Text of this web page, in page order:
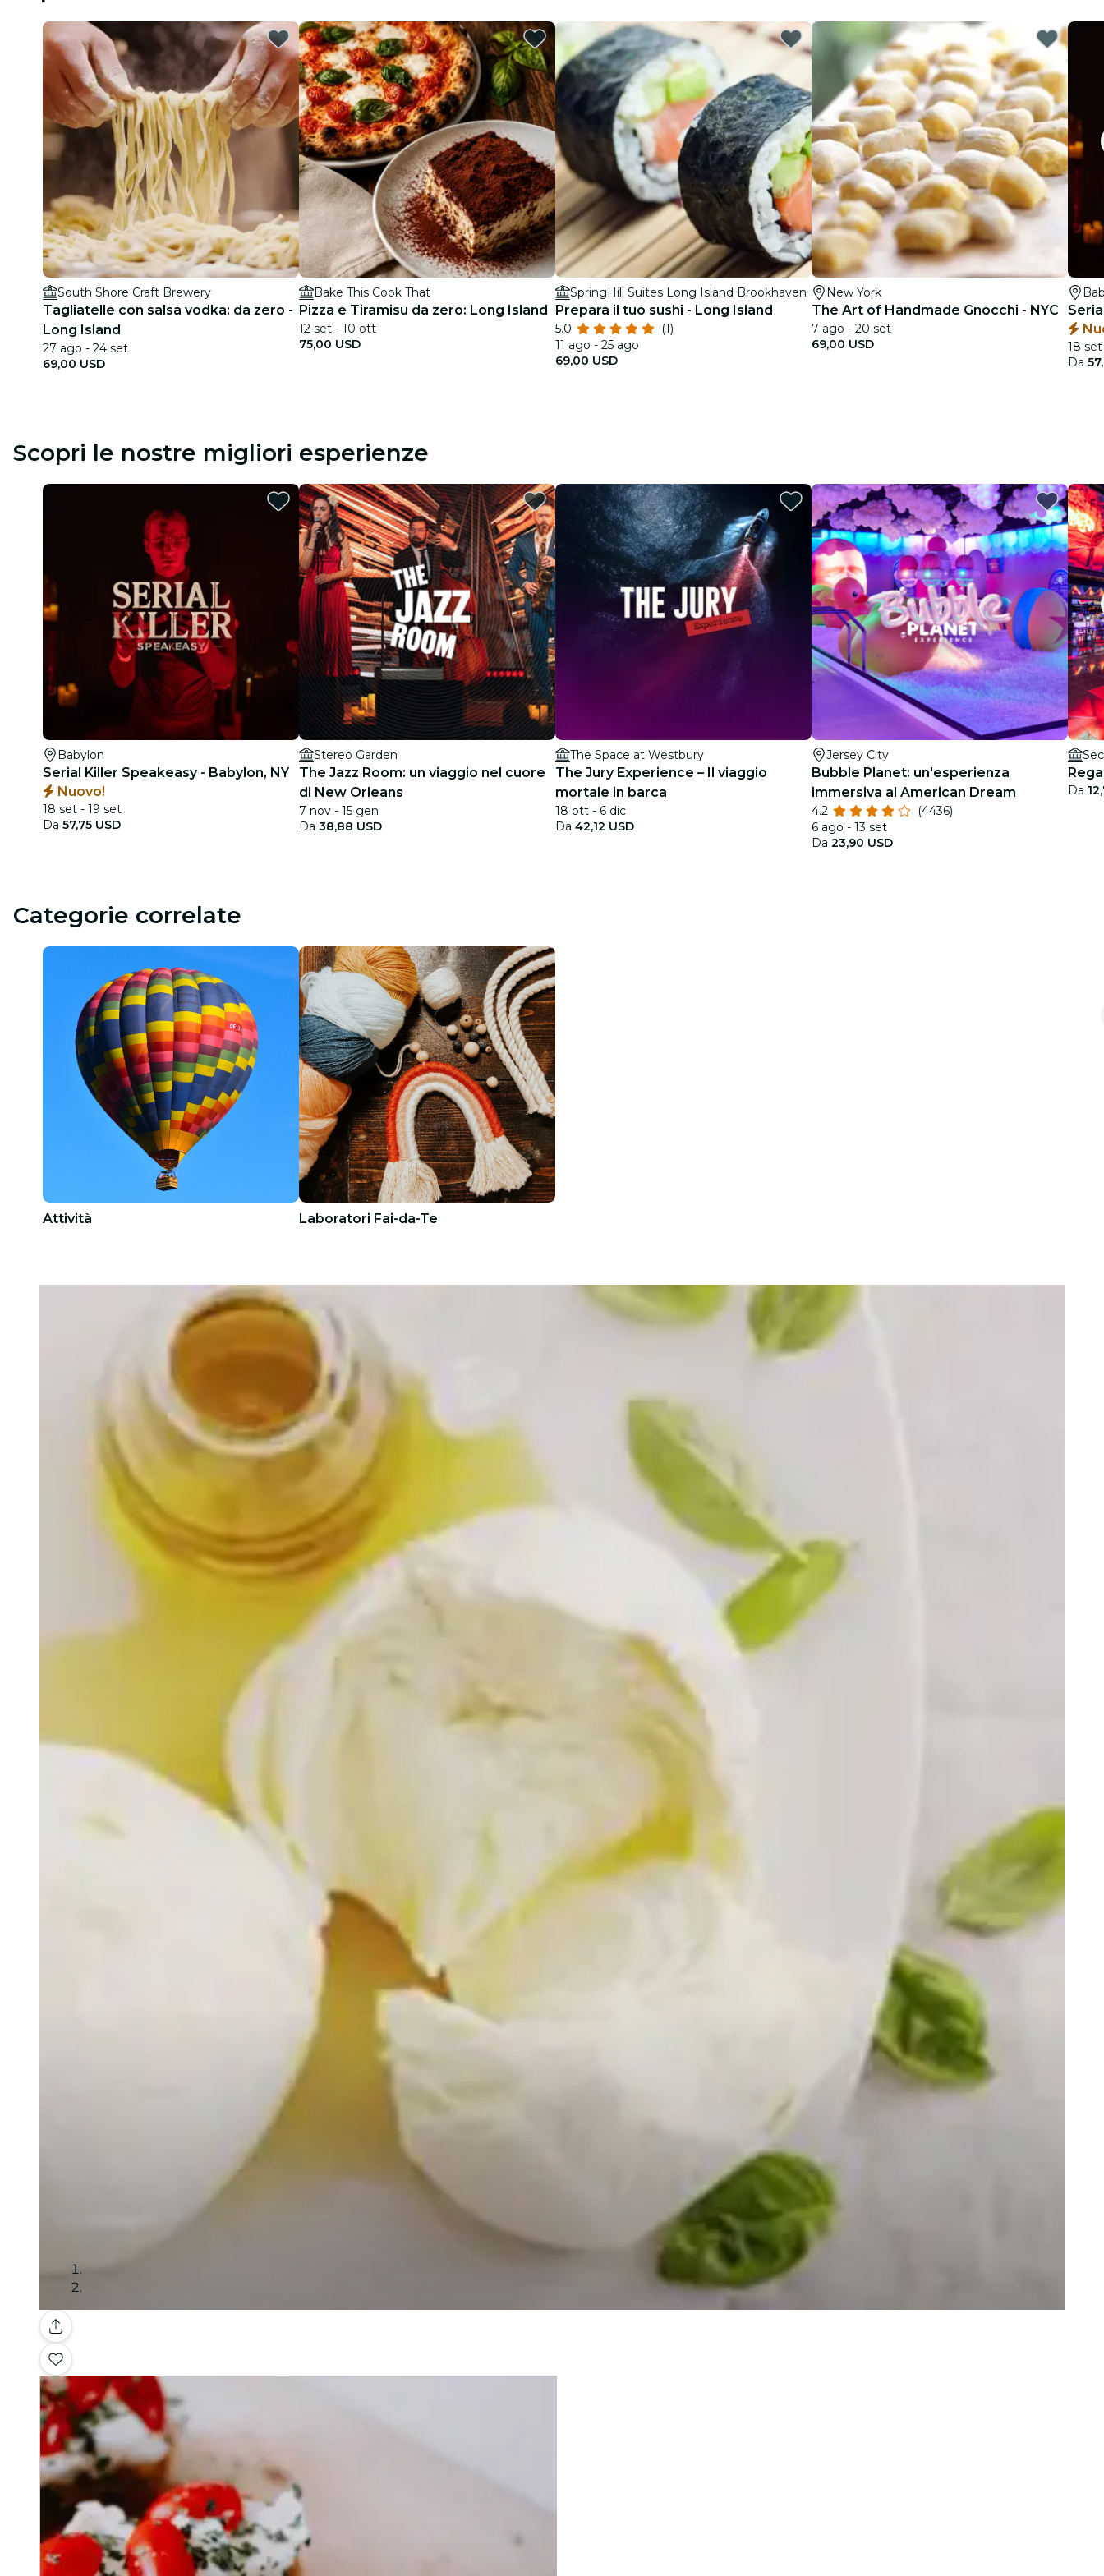
Ristoranti
Cinema
South Shore Craft Brewery
Tagliatelle con salsa vodka: da zero -
Long Island
27 ago - 24 set
69,00 USD
Bake This Cook That
Pizza e Tiramisu da zero: Long Island
12 set - 10 ott
75,00 USD
SpringHill Suites Long Island Brookhaven
Prepara il tuo sushi - Long Island
5.0
(1)
11 ago - 25 ago
69,00 USD
New York
The Art of Handmade Gnocchi - NYC
7 ago - 20 set
69,00 USD
18
Da
Scopri le nostre migliori esperienze
Babylon
Serial Killer Speakeasy - Babylon, NY
Nuovo!
18 set - 19 set
Da 57,75 USD
Stereo Garden
The Jazz Room: un viaggio nel cuore
di New Orleans
7 nov - 15 gen
Da 38,88 USD
The Space at Westbury
The Jury Experience – Il viaggio
mortale in barca
18 ott - 6 dic
Da 42,12 USD
Jersey City
Bubble Planet: un'esperienza
immersiva al American Dream
4.2
(4436)
6 ago - 13 set
Da 23,90 USD
Da
Categorie correlate
Attività Laboratori Fai-da-Te
Galleria